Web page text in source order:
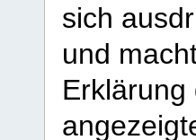
sich
und